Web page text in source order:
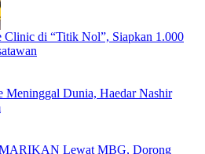
di “Titik Nol”, Siapkan 1.000
Meninggal Dunia, Haedar Nashir
Lewat MBG, Dorong